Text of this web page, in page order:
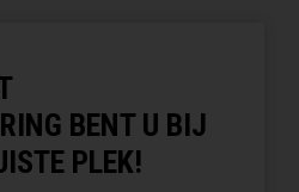
BENT U BIJ
PLEK!